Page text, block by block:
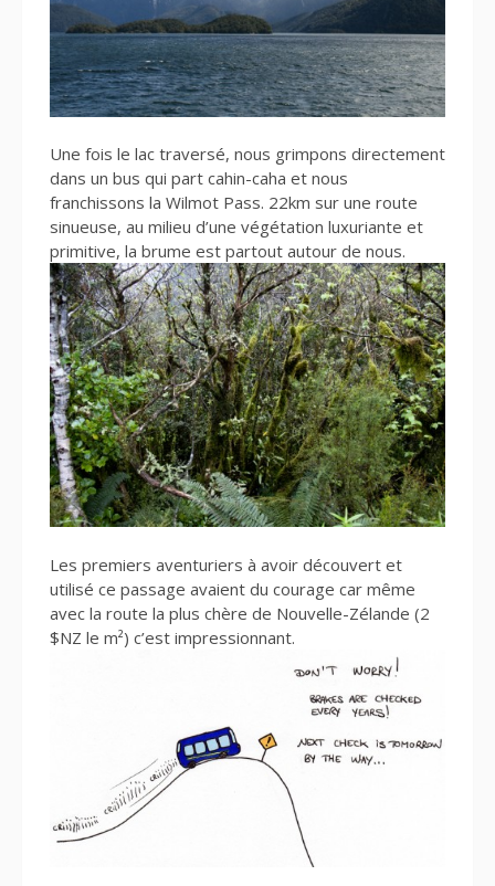
Une fois le lac traversé, nous grimpons directement
dans un bus qui part cahin-caha et nous
franchissons la Wilmot Pass. 22km sur une route
sinueuse, au milieu d’une végétation luxuriante et
primitive, la brume est partout autour de nous.
Les premiers aventuriers à avoir découvert et
utilisé ce passage avaient du courage car même
avec la route la plus chère de Nouvelle-Zélande (2
$NZ le m²) c’est impressionnant.